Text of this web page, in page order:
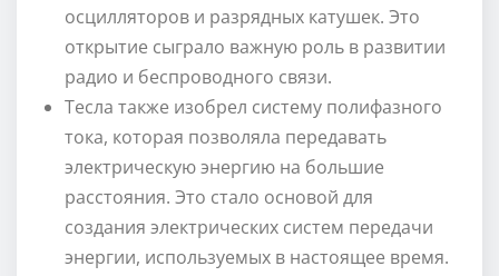
осцилляторов и разрядных катушек. Это
открытие сыграло важную роль в развитии
радио и беспроводного связи.
Тесла также изобрел систему полифазного
тока, которая позволяла передавать
электрическую энергию на большие
расстояния. Это стало основой для
создания электрических систем передачи
энергии, используемых в настоящее время.